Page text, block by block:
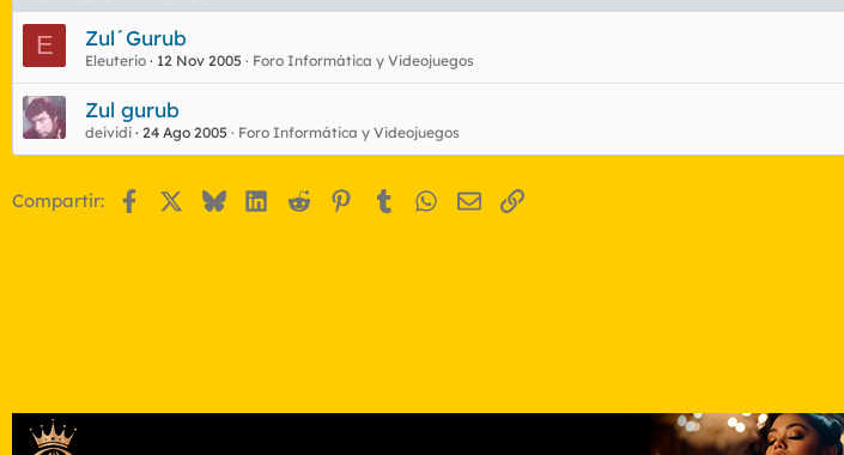
E
Zul´Gurub
Eleuterio 12 Nov 2005 Foro Informática y Videojuegos
Zul gurub
deividi 24 Ago 2005 Foro Informática y Videojuegos
Compartir: FacebookBlueskyLinkedIn
Reddit Pinterest
Tumblr WhatsApp
EmailEnlace